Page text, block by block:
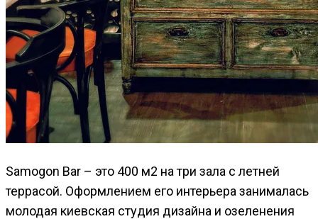
Samogon Bar – это 400 м2 на три зала с летней
террасой. Оформлением его интерьера занималась
молодая киевская студия дизайна и озеленения